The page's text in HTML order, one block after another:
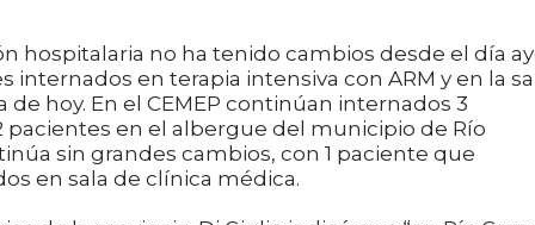
hospitalaria no ha tenido cambios desde el día
internados en terapia intensiva con ARM y en la
hoy. En el CEMEP continúan internados 3
pacientes en el albergue del municipio de Río
sin grandes cambios, con 1 paciente que
en sala de clínica médica.